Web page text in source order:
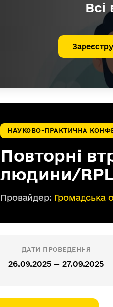
НАУКОВО-ПРАКТИЧНА
Повторні
людини/
Провайдер: Громадська
ДАТИ ПРОВЕДЕННЯ
26.09.2025 — 27.09.2025